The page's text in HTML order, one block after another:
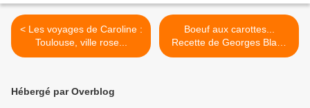
< Les voyages de Caroline :
Toulouse, ville rose...
Boeuf aux carottes...
Recette de Georges Blanc
>
Hébergé par Overblog